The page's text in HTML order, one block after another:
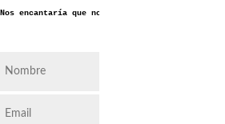
Nos encantaría que nos dejaras aquí tus